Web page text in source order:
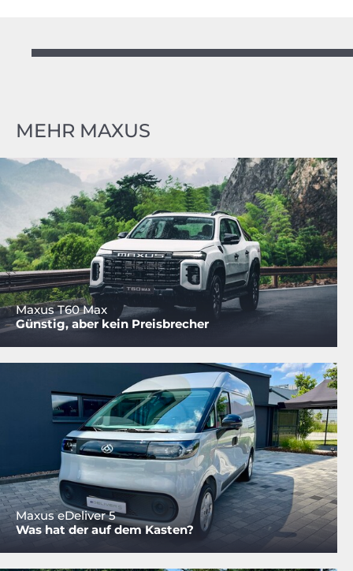
MEHR MAXUS
Maxus T60 Max
Günstig, aber kein Preisbrecher
Maxus eDeliver 5
Was hat der auf dem Kasten?